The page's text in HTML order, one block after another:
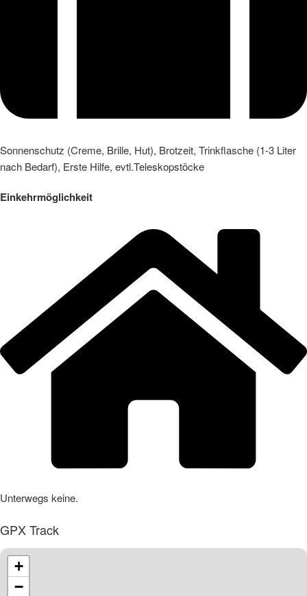
Sonnenschutz (Creme, Brille, Hut), Brotzeit, Trinkflasche (1-3 Liter
nach Bedarf), Erste Hilfe, evtl.Teleskopstöcke
Einkehrmöglichkeit
Unterwegs keine.
GPX Track
+
−